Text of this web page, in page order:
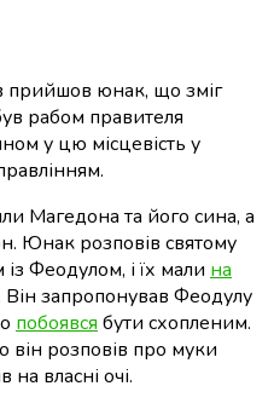
прийшов юнак, що зміг
рабом правителя
у цю місцевість у
Магедона та його сина, а
Юнак розповів святому
Феодулом, і їх мали на
запропонував Феодулу
побоявся бути схопленим.
він розповів про муки
на власні очі.